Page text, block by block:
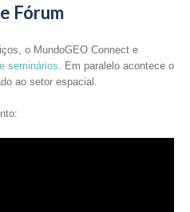
Fórum
o MundoGEO Connect e
seminários. Em paralelo acontece o
ao setor espacial.